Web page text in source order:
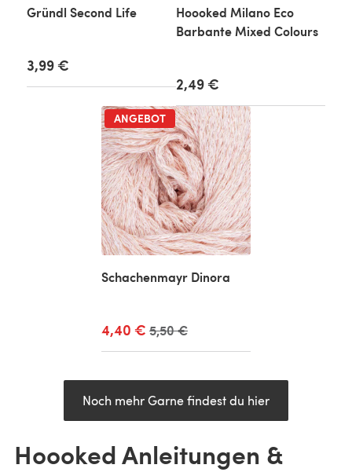
Gründl Second Life
3,99 €
Hoooked Milano Eco
Barbante Mixed Colours
2,49 €
ANGEBOT
Schachenmayr Dinora
4,40 € Alter Preis
5,50 €
Noch mehr Garne findest du hier
Hoooked Anleitungen &